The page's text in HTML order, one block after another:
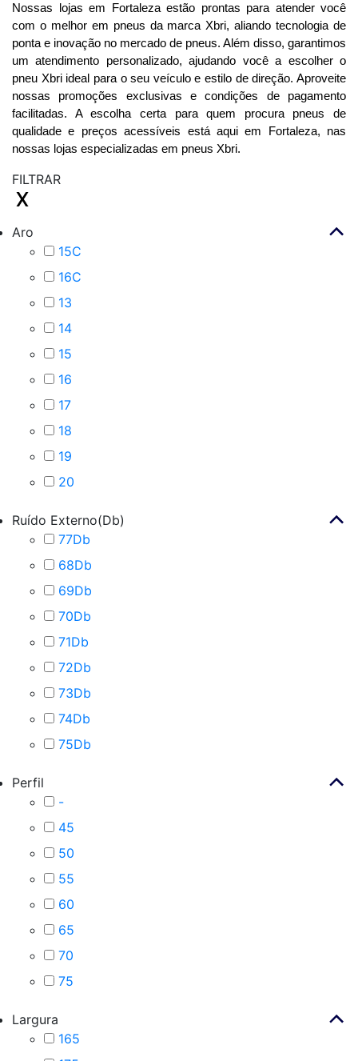
Nossas lojas em Fortaleza estão prontas para atender você
com o melhor em pneus da marca Xbri, aliando tecnologia de
ponta e inovação no mercado de pneus. Além disso, garantimos
um atendimento personalizado, ajudando você a escolher o
pneu Xbri ideal para o seu veículo e estilo de direção. Aproveite
nossas promoções exclusivas e condições de pagamento
facilitadas. A escolha certa para quem procura pneus de
qualidade e preços acessíveis está aqui em Fortaleza, nas
nossas lojas especializadas em pneus Xbri.
FILTRAR
Aro
15C
16C
13
14
15
16
17
18
19
20
Ruído Externo(Db)
77Db
68Db
69Db
70Db
71Db
72Db
73Db
74Db
75Db
Perfil
-
45
50
55
60
65
70
75
Largura
165